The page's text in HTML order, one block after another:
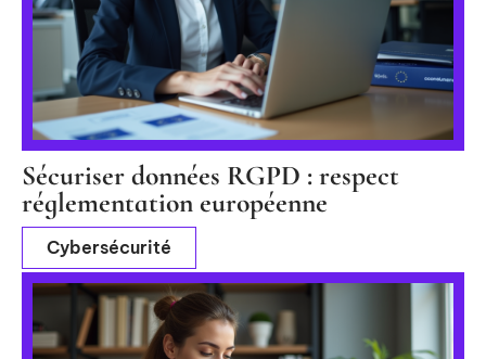
Sécuriser données RGPD : respect
réglementation européenne
Cybersécurité